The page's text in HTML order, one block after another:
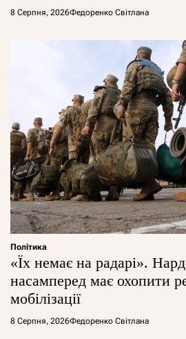
8 Серпня, 2026Федоренко Світлана
Політика
«Їх немає на радарі».
насамперед має охопити
мобілізації
8 Серпня, 2026Федоренко Світлана